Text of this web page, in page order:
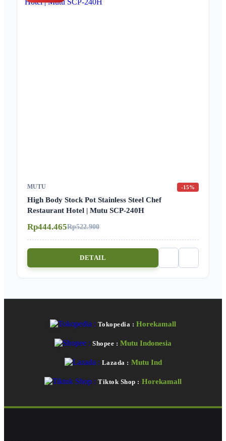
MUTU -15%
High Body Stock Pot Stainless Steel Chef
Restaurant Hotel | Mutu SCP-240H
Rp444.465Rp522.900
DETAIL
Tokopedia : Horekamall
Shopee : Mutu Indonesia
Lazada : Mutu Ind
Tiktok Shop : Horekamall